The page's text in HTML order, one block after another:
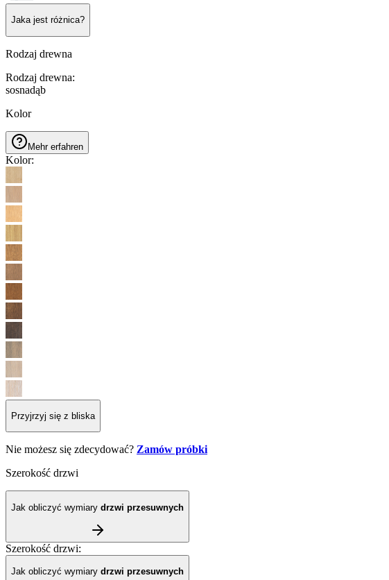
Jaka jest różnica?
Rodzaj drewna
Rodzaj drewna:
sosnadąb
Kolor
Mehr erfahren
Kolor:
Przyjrzyj się z bliska
Nie możesz się zdecydować? Zamów próbki
Szerokość drzwi
Jak obliczyć wymiary drzwi przesuwnych
Szerokość drzwi:
Jak obliczyć wymiary drzwi przesuwnych